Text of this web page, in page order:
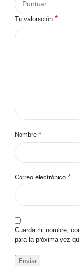
Tu valoración *
Nombre *
Correo electrónico *
Guarda mi nombre,
para la próxima vez